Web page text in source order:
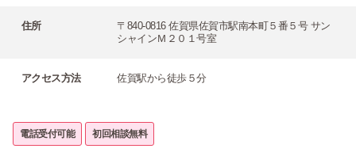
住所
〒840-0816 佐賀県佐賀市駅南本町５番５号 サン
シャインＭ２０１号室
アクセス方法 佐賀駅から徒歩５分
電話受付可能 初回相談無料